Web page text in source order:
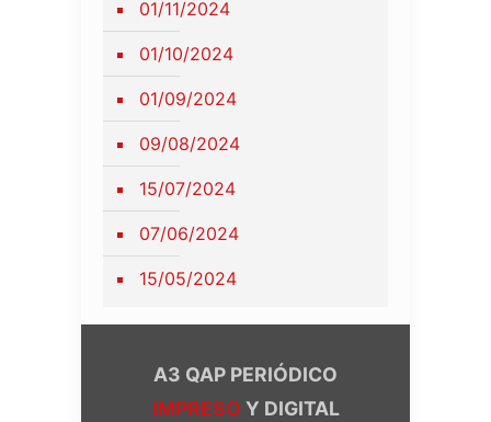
01/11/2024
01/10/2024
01/09/2024
09/08/2024
15/07/2024
07/06/2024
15/05/2024
A3 QAP PERIÓDICO
IMPRESO Y DIGITAL